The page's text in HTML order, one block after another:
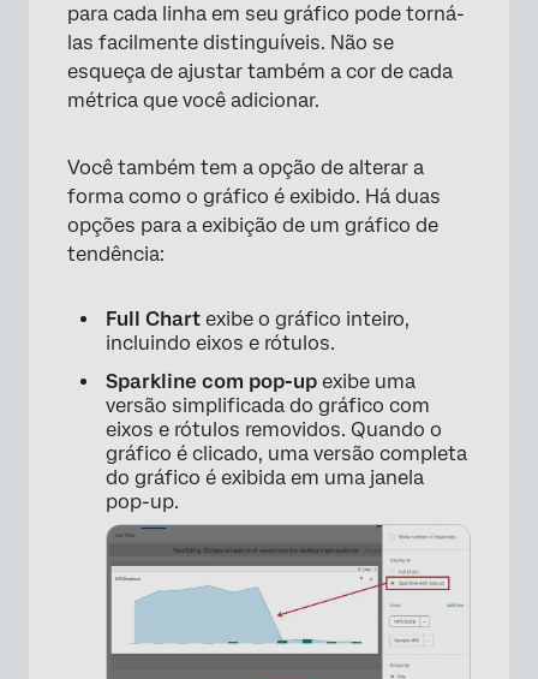
para cada linha em seu gráfico pode torná-
las facilmente distinguíveis. Não se
esqueça de ajustar também a cor de cada
métrica que você adicionar.
Você também tem a opção de alterar a
forma como o gráfico é exibido. Há duas
opções para a exibição de um gráfico de
tendência:
Full Chart exibe o gráfico inteiro,
incluindo eixos e rótulos.
Sparkline com pop-up exibe uma
versão simplificada do gráfico com
eixos e rótulos removidos. Quando o
gráfico é clicado, uma versão completa
do gráfico é exibida em uma janela
pop-up.